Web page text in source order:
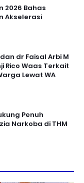
2026 Bahas
Akselerasi
dr Faisal Arbi M
Rico Waas Terkait
Lewat WA
Penuh
Narkoba di THM